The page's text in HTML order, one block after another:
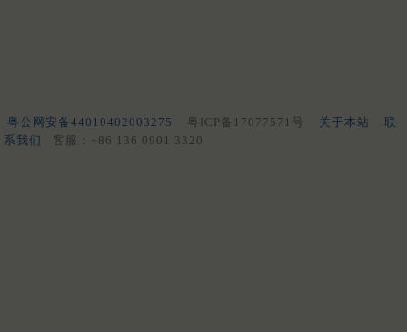
粤公网安备44010402003275 粤ICP备17077571号 关于本站
联
系我们
客服：+86 136 0901 3320